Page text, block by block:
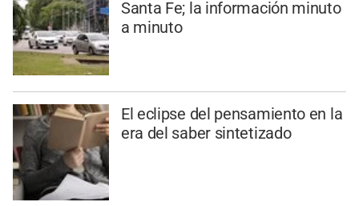
Santa Fe; la información minuto
a minuto
El eclipse del pensamiento en la
era del saber sintetizado